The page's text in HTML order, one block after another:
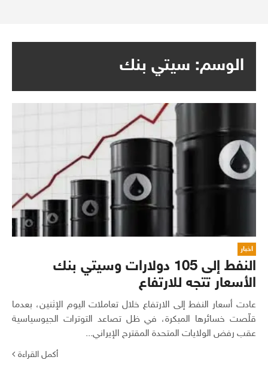
الوسم: سيتي بنك
اخبار
النفط إلى 105 دولارات وسيتي بنك
الأسعار تتجه للارتفاع
عادت أسعار النفط إلى الارتفاع خلال تعاملات اليوم الإثنين، بعدما
قلّصت خسائرها المبكرة، في ظل تصاعد التوترات الجيوسياسية
عقب رفض الولايات المتحدة المقترح الإيراني...
أكمل القراءة